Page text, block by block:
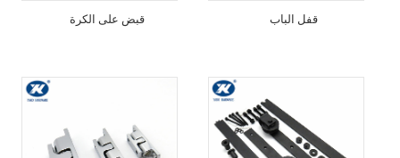
قبض على الكرة قفل الباب